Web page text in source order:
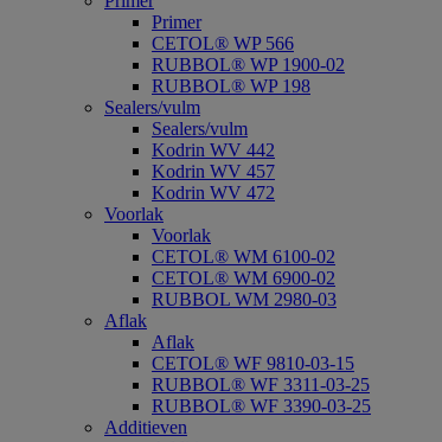
Primer
CETOL® WP 566
RUBBOL® WP 1900-02
RUBBOL® WP 198
Sealers/vulm
Sealers/vulm
Kodrin WV 442
Kodrin WV 457
Kodrin WV 472
Voorlak
Voorlak
CETOL® WM 6100-02
CETOL® WM 6900-02
RUBBOL WM 2980-03
Aflak
Aflak
CETOL® WF 9810-03-15
RUBBOL® WF 3311-03-25
RUBBOL® WF 3390-03-25
Additieven